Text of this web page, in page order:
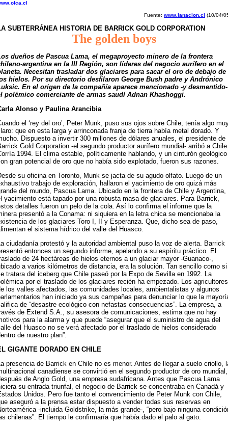
Fuente: www.lanacion.cl (10/04/
SUBTERRÁNEA HISTORIA DE BARRICK GOLD CORPORATION
The golden boys
dueños de Pascua Lama, el megaproyecto minero de la frontera
argentina en la III Región, son líderes del negocio aurífero en el
Necesitan trasladar dos glaciares para sacar el oro de debajo de
hielos. Por su directorio desfilaron George Bush padre y Andrónico
En el origen de la compañía aparece mencionado -y desmentido-
polémico comerciante de armas saudí Adnan Khashoggi.
Alonso y Paulina Arancibia
el ‘rey del oro’, Peter Munk, puso sus ojos sobre Chile, tenía algo
que en esta larga y arrinconada franja de tierra había metal dorado. Y
Dispuesto a invertir 300 millones de dólares anuales, el presidente de
Gold Corporation -el segundo productor aurífero mundial- arribó a Chile.
1994. El clima estable, políticamente hablando, y un cinturón geológico
gran potencial de oro que no había sido explotado, fueron sus razones.
su oficina en Toronto, Munk se jacta de su agudo olfato. Luego de un
trabajo de exploración, hallaron el yacimiento de oro quizá más
del mundo, Pascua Lama. Ubicado en la frontera de Chile y Argentina,
yacimiento está tapado por una robusta masa de glaciares. Para Barrick,
detalles fueron un pelo de la cola. Así lo confirma el informe que la
presentó a la Conama: ni siquiera en la letra chica se mencionaba la
de los glaciares Toro I, II y Esperanza. Que, dicho sea de paso,
el sistema hídrico del valle del Huasco.
ciudadanía protestó y la autoridad ambiental puso la voz de alerta. Barrick
entonces un segundo informe, apelando a su espíritu práctico. El
de 24 hectáreas de hielos eternos a un glaciar mayor -Guanaco-,
a varios kilómetros de distancia, era la solución. Tan sencillo como si
tratara del iceberg que Chile paseó por la Expo de Sevilla en 1992. La
por el traslado de los glaciares recién ha empezado. Los agricultores
los valles afectados, las comunidades locales, ambientalistas y algunos
han iniciado ya sus campañas para denunciar lo que la
de “desastre ecológico con nefastas consecuencias”. La empresa, a
de Extend S.A., su asesora de comunicaciones, estima que no hay
para la alarma y que puede “asegurar que el suministro de agua del
del Huasco no se verá afectado por el traslado de hielos considerado
de nuestro plan”.
GIGANTE DORADO EN CHILE
presencia de Barrick en Chile no es menor. Antes de llegar a suelo criollo,
canadiense se convirtió en el segundo productor de oro mundial,
de Anglo Gold, una empresa sudafricana. Antes que Pascua Lama
su entrada triunfal, el negocio de Barrick se concentraba en Canadá y
Unidos. Pero fue tanto el convencimiento de Peter Munk con Chile,
aseguró a la prensa estar dispuesto a vender todas sus reservas en
-incluida Goldstrike, la más grande-, “pero bajo ninguna
chilenas”. El tiempo le confirmaría que había dado el palo al gato.